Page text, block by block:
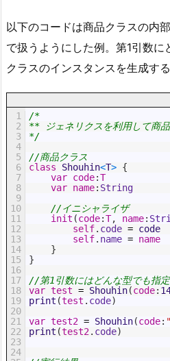
以下のコードは商品クラスの内
で扱うようにした例。第1引数
クラスのインスタンスを生成す
1
2
3
4
5
6
7
8
9
10
11
12
13
14
15
16
17
18
19
20
21
22
23
24
/*
** ジェネリクスを利用して商品
*/
//商品クラス
class
Shouhin<T> {
var code:T
var name: String
//イニシャライザ
init (code:T, name:
self. code = code
self. name = name
}
}
//第1引数にはどんな型でも指定
var test = Shouhin(code:
print (test . code)
var test2 = Shouhin(code:
print (test2. code)